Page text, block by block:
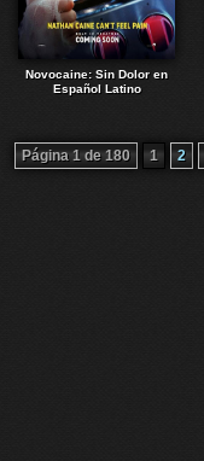
Novocaine: Sin Dolor en
Español Latino
Página 1 de 180 1 2